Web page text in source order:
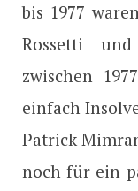
bis 1977
Rossetti
zwischen
einfach
Patrick
noch für ein